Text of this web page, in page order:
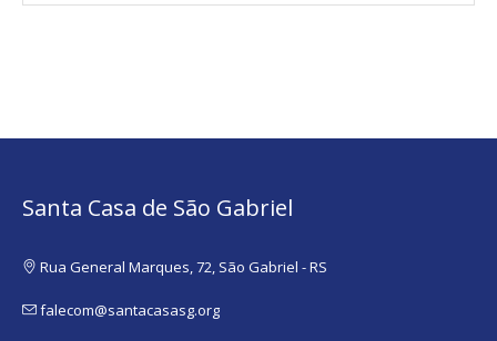
Santa Casa de São Gabriel
Rua General Marques, 72, São Gabriel - RS
falecom@santacasasg.org